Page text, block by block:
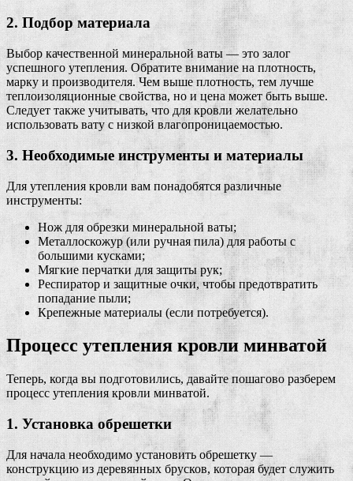
2. Подбор материала
Выбор качественной минеральной ваты — это залог
успешного утепления. Обратите внимание на плотность,
марку и производителя. Чем выше плотность, тем лучше
теплоизоляционные свойства, но и цена может быть выше.
Следует также учитывать, что для кровли желательно
использовать вату с низкой влагопроницаемостью.
3. Необходимые инструменты и материалы
Для утепления кровли вам понадобятся различные
инструменты:
Нож для обрезки минеральной ваты;
Металлоскожур (или ручная пила) для работы с
большими кусками;
Мягкие перчатки для защиты рук;
Респиратор и защитные очки, чтобы предотвратить
попадание пыли;
Крепежные материалы (если потребуется).
Процесс утепления кровли минватой
Теперь, когда вы подготовились, давайте пошагово разберем
процесс утепления кровли минватой.
1. Установка обрешетки
Для начала необходимо установить обрешетку —
конструкцию из деревянных брусков, которая будет служить